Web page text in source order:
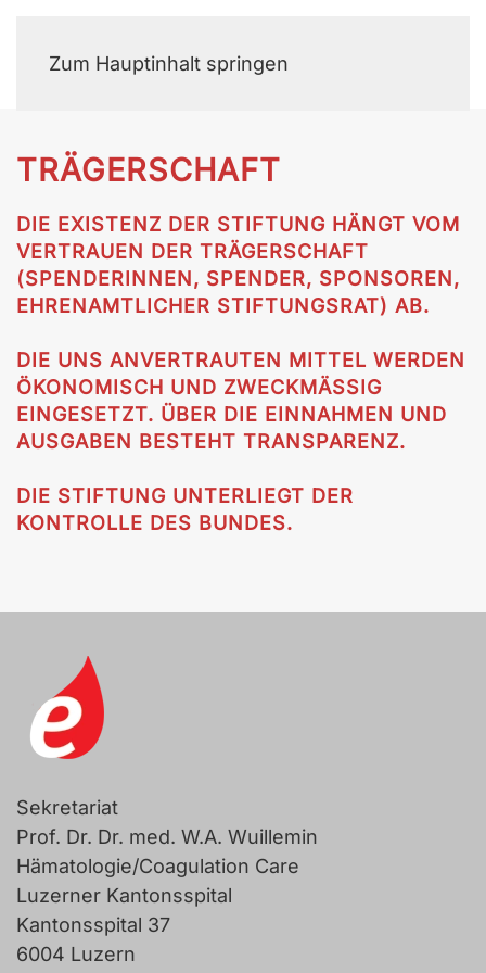
Zum Hauptinhalt springen
TRÄGERSCHAFT
DIE EXISTENZ DER STIFTUNG HÄNGT VOM
VERTRAUEN DER TRÄGERSCHAFT
(SPENDERINNEN, SPENDER, SPONSOREN,
EHRENAMTLICHER STIFTUNGSRAT) AB.
DIE UNS ANVERTRAUTEN MITTEL WERDEN
ÖKONOMISCH UND ZWECKMÄSSIG
EINGESETZT. ÜBER DIE EINNAHMEN UND
AUSGABEN BESTEHT TRANSPARENZ.
DIE STIFTUNG UNTERLIEGT DER
KONTROLLE DES BUNDES.
Sekretariat
Prof. Dr. Dr. med. W.A. Wuillemin
Hämatologie/Coagulation Care
Luzerner Kantonsspital
Kantonsspital 37
6004 Luzern